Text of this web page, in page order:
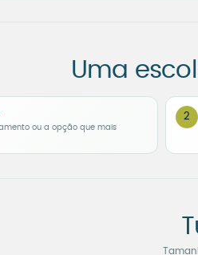
Uma
ou a opção que mais
2